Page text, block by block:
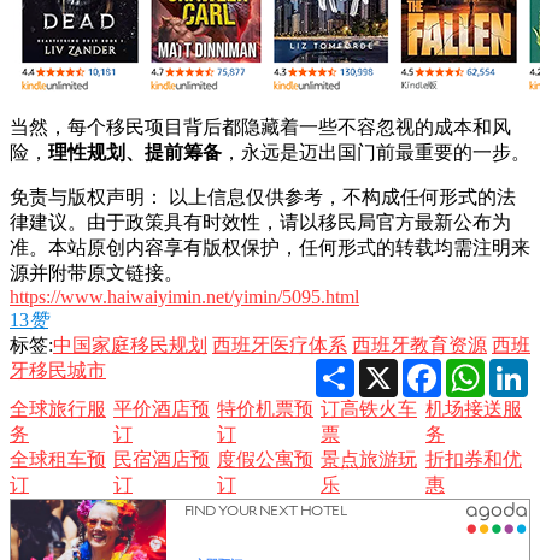
当然，每个移民项目背后都隐藏着一些不容忽视的成本和风
险， 理性规划、提前筹备 ，永远是迈出国门前最重要的一步。
免责与版权声明： 以上信息仅供参考，不构成任何形式的法
律建议。由于政策具有时效性，请以移民局官方最新公布为
准。本站原创内容享有版权保护，任何形式的转载均需注明来
源并附带原文链接。
https://www.haiwaiyimin.net/yimin/5095.html
13赞
标签:中国家庭移民规划 西班牙医疗体系 西班牙教育资源 西班
牙移民城市
Share X Facebook
全球旅行服
务
平价酒店预
订
特价机票预
订
订高铁火车
票
机场接送服
务
全球租车预
订
民宿酒店预
订
度假公寓预
订
景点旅游玩
乐
折扣券和优
惠